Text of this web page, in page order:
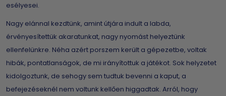
esélyesei.
Nagy elánnal kezdtünk, amint útjára indult a labda,
érvényesítettük akaratunkat, nagy nyomást helyeztünk
ellenfelünkre. Néha azért porszem került a gépezetbe, voltak
hibák, pontatlanságok, de mi irányítottuk a játékot. Sok helyzetet
kidolgoztunk, de sehogy sem tudtuk bevenni a kaput, a
befejezéseknél nem voltunk kellően higgadtak. Arról, hogy